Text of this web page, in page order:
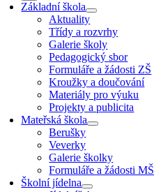
Základní škola
Aktuality
Třídy a rozvrhy
Galerie školy
Pedagogický sbor
Formuláře a žádosti ZŠ
Kroužky a doučování
Materiály pro výuku
Projekty a publicita
Mateřská škola
Berušky
Veverky
Galerie školky
Formuláře a žádosti MŠ
Školní jídelna